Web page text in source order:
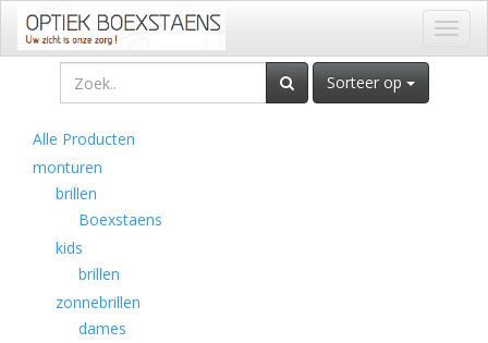
Sorteer op
Alle Producten
monturen
brillen
Boexstaens
kids
brillen
zonnebrillen
dames